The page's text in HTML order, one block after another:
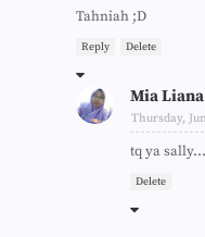
Tahniah ;D
Reply Delete
Mia Liana
Thursday,
tq ya sally...
Delete